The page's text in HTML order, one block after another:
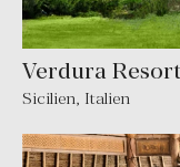
Verdura Resort
Sicilien, Italien